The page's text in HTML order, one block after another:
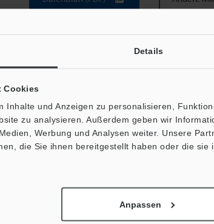
Details
Cookies
Inhalte und Anzeigen zu personalisieren,
zu analysieren. Außerdem geben wir
Werbung und Analysen weiter. Unsere
die Sie ihnen bereitgestellt haben oder die sie
Anpassen
Broschüre herunterladen
Datenblatt (PDF)